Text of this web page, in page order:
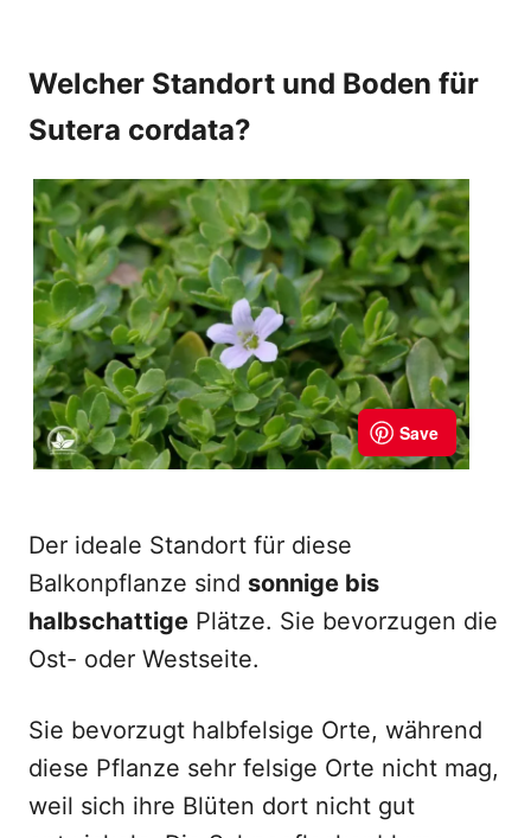
Welcher Standort und Boden für
Sutera cordata?
Der ideale Standort für diese
Balkonpflanze sind sonnige bis
halbschattige Plätze. Sie bevorzugen die
Ost- oder Westseite.
Sie bevorzugt halbfelsige Orte, während
diese Pflanze sehr felsige Orte nicht mag,
weil sich ihre Blüten dort nicht gut